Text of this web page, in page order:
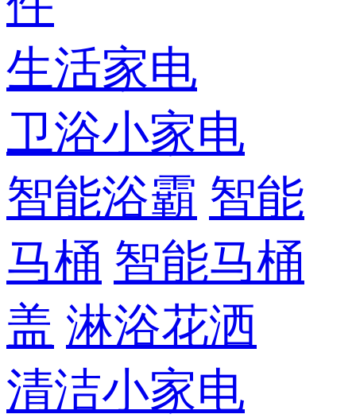
生活家电
卫浴小家电
智能浴霸 智能
马桶 智能马桶
盖 淋浴花洒
清洁小家电